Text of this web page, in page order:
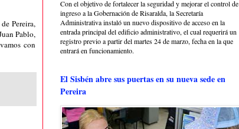
Pereira,
Pablo,
con
Con el objetivo de fortalecer la seguridad y mejorar el control de
ingreso a la Gobernación de Risaralda, la Secretaría
Administrativa instaló un nuevo dispositivo de acceso en la
entrada principal del edificio administrativo, el cual requerirá un
registro previo a partir del martes 24 de marzo, fecha en la que
entrará en funcionamiento.
El Sisbén abre sus puertas en su nueva sede en
Pereira